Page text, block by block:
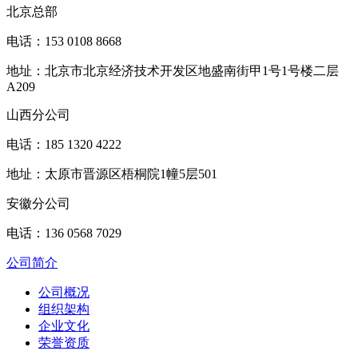
北京总部
电话：153 0108 8668
地址：北京市北京经济技术开发区地盛南街甲1号1号楼二层
A209
山西分公司
电话：185 1320 4222
地址：太原市晋源区梧桐院1幢5层501
安徽分公司
电话：136 0568 7029
公司简介
公司概况
组织架构
企业文化
荣誉资质